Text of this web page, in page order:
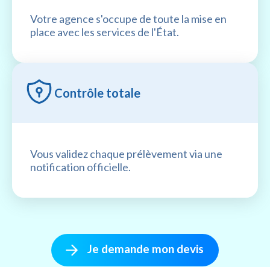
Votre agence s'occupe de toute la mise en
place avec les services de l'État.
Contrôle totale
Vous validez chaque prélèvement via une
notification officielle.
Je demande mon devis